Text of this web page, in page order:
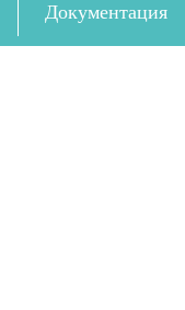
Документация